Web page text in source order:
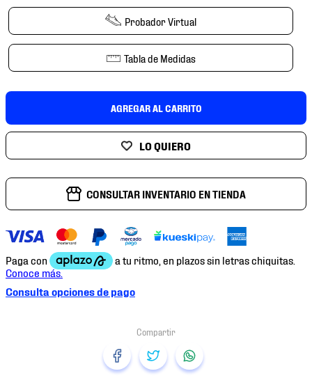
Probador Virtual
Tabla de Medidas
AGREGAR AL CARRITO
CONSULTAR INVENTARIO EN TIENDA
Consulta opciones de pago
7.
mochilas
8.
chivas